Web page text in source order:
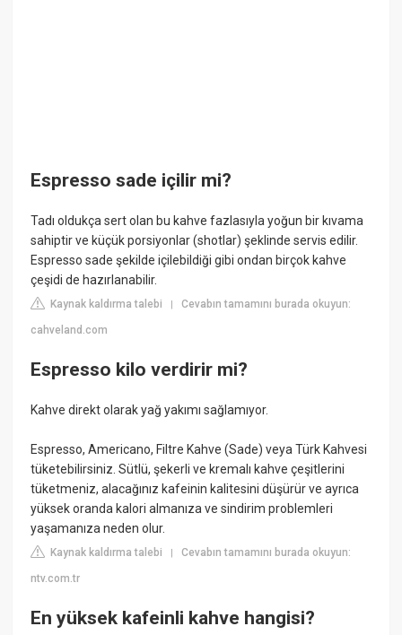
Espresso sade içilir mi?
Tadı oldukça sert olan bu kahve fazlasıyla yoğun bir kıvama
sahiptir ve küçük porsiyonlar (shotlar) şeklinde servis edilir.
Espresso sade şekilde içilebildiği gibi ondan birçok kahve
çeşidi de hazırlanabilir.
Kaynak kaldırma talebi |Cevabın tamamını burada okuyun:
cahveland.com
Espresso kilo verdirir mi?
Kahve direkt olarak yağ yakımı sağlamıyor.
Espresso, Americano, Filtre Kahve (Sade) veya Türk Kahvesi
tüketebilirsiniz. Sütlü, şekerli ve kremalı kahve çeşitlerini
tüketmeniz, alacağınız kafeinin kalitesini düşürür ve ayrıca
yüksek oranda kalori almanıza ve sindirim problemleri
yaşamanıza neden olur.
Kaynak kaldırma talebi |Cevabın tamamını burada okuyun:
ntv.com.tr
En yüksek kafeinli kahve hangisi?